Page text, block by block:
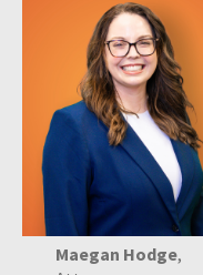
Maegan Hodge,